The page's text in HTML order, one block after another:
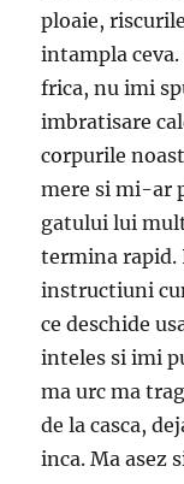
ploaie,
intampla ceva.
frica, nu imi
imbratisare
corpurile
mere si mi-ar
gatului lui
termina rapid.
instructiuni
ce deschide
inteles si imi
ma urc ma
de la casca,
inca. Ma asez